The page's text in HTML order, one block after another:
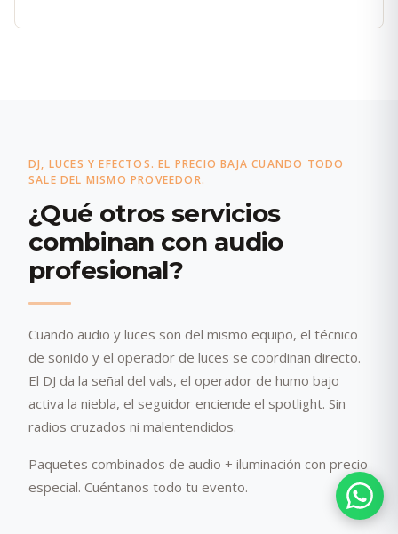
DJ, LUCES Y EFECTOS. EL PRECIO BAJA CUANDO TODO
SALE DEL MISMO PROVEEDOR.
¿Qué otros servicios
combinan con audio
profesional?
Cuando audio y luces son del mismo equipo, el técnico
de sonido y el operador de luces se coordinan directo.
El DJ da la señal del vals, el operador de humo bajo
activa la niebla, el seguidor enciende el spotlight. Sin
radios cruzados ni malentendidos.
Paquetes combinados de audio + iluminación con precio
especial. Cuéntanos todo tu evento.